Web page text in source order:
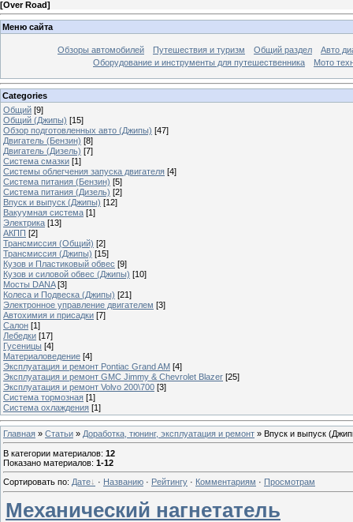
[Over Road]
Меню сайта
Обзоры автомобилей Путешествия и туризм Общий раздел
Авто
Оборудование и инструменты для путешественника
Мото
Categories
Общий [9]
Общий (Джипы) [15]
Обзор подготовленных авто (Джипы) [47]
Двигатель (Бензин) [8]
Двигатель (Дизель) [7]
Система смазки [1]
Системы облегчения запуска двигателя [4]
Система питания (Бензин) [5]
Система питания (Дизель) [2]
Впуск и выпуск (Джипы) [12]
Вакуумная система [1]
Электрика [13]
АКПП [2]
Трансмиссия (Общий) [2]
Трансмиссия (Джипы) [15]
Кузов и Пластиковый обвес [9]
Кузов и силовой обвес (Джипы) [10]
Мосты DANA [3]
Колеса и Подвеска (Джипы) [21]
Электронное управление двигателем [3]
Автохимия и присадки [7]
Салон [1]
Лебедки [17]
Гусеницы [4]
Материаловедение [4]
Эксплуатация и ремонт Pontiac Grand AM [4]
Эксплуатация и ремонт GMC Jimmy & Chevrolet Blazer [25]
Эксплуатация и ремонт Volvo 200\700 [3]
Система тормозная [1]
Система охлаждения [1]
Главная » Статьи » Доработка, тюнинг, эксплуатация и ремонт » Впуск и выпуск
В категории материалов: 12
Показано материалов: 1-12
Сортировать по: Дате · Названию · Рейтингу · Комментариям · Просмотрам
Механический нагнетатель